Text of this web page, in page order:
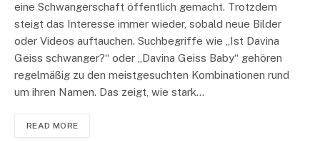
eine Schwangerschaft öffentlich gemacht. Trotzdem
steigt das Interesse immer wieder, sobald neue Bilder
oder Videos auftauchen. Suchbegriffe wie „Ist Davina
Geiss schwanger?“ oder „Davina Geiss Baby“ gehören
regelmäßig zu den meistgesuchten Kombinationen rund
um ihren Namen. Das zeigt, wie stark…
READ MORE